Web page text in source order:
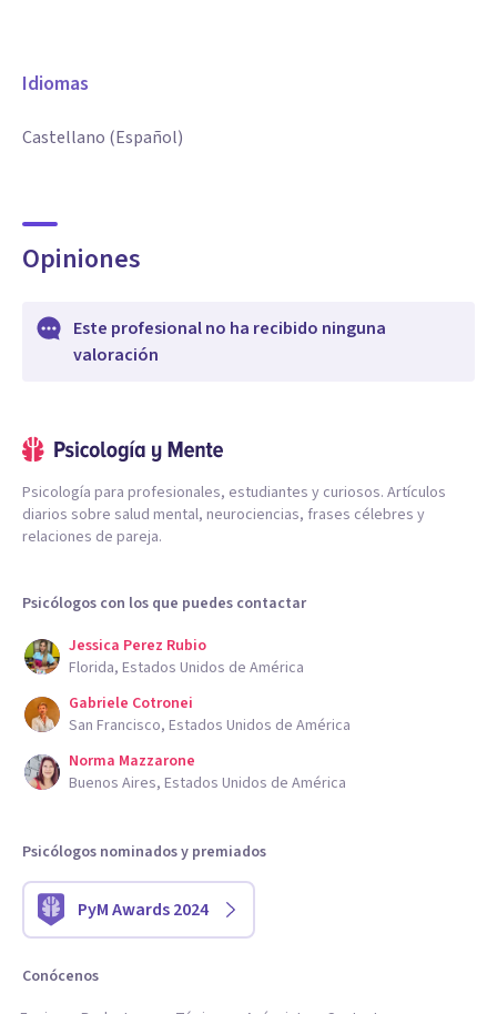
Idiomas
Castellano (Español)
Opiniones
Este profesional no ha recibido ninguna
valoración
Psicología para profesionales, estudiantes y curiosos. Artículos
diarios sobre salud mental, neurociencias, frases célebres y
relaciones de pareja.
Psicólogos con los que puedes contactar
Jessica Perez Rubio
Florida, Estados Unidos de América
Gabriele Cotronei
San Francisco, Estados Unidos de América
Norma Mazzarone
Buenos Aires, Estados Unidos de América
Psicólogos nominados y premiados
PyM Awards 2024
Conócenos